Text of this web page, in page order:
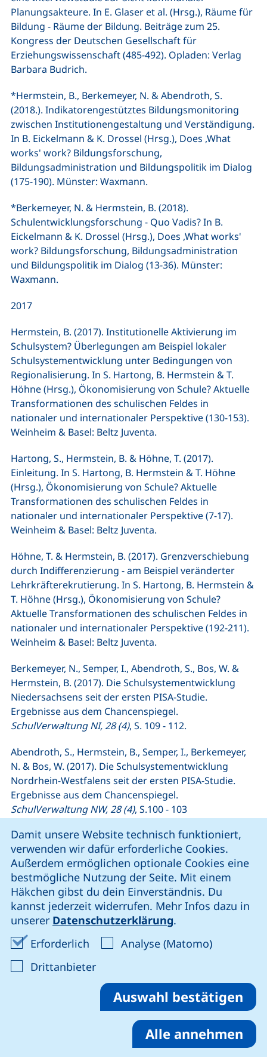
Damit unsere Website technisch funktioniert,
verwenden wir dafür erforderliche Cookies.
Außerdem ermöglichen optionale Cookies eine
bestmögliche Nutzung der Seite. Mit einem
Häkchen gibst du dein Einverständnis. Du
kannst jederzeit widerrufen. Mehr Infos dazu in
unserer Datenschutzerklärung.
Erforderlich Erforderliche Cookies akzeptieren
Analyse (Matomo)Analyse-
Drittanbieter: Cookies von Drittanbieter
Auswahl bestätigen
Alle annehmen
Planungsakteure. In E. Glaser et al. (Hrsg.), Räume für
Bildung - Räume der Bildung. Beiträge zum 25.
Kongress der Deutschen Gesellschaft für
Erziehungswissenschaft (485-492). Opladen: Verlag
Barbara Budrich.
*Hermstein, B., Berkemeyer, N. & Abendroth, S.
(2018.). Indikatorengestütztes Bildungsmonitoring
zwischen Institutionengestaltung und Verständigung.
In B. Eickelmann & K. Drossel (Hrsg.), Does ,What
works' work? Bildungsforschung,
Bildungsadministration und Bildungspolitik im Dialog
(175-190). Münster: Waxmann.
*Berkemeyer, N. & Hermstein, B. (2018).
Schulentwicklungsforschung - Quo Vadis? In B.
Eickelmann & K. Drossel (Hrsg.), Does ,What works'
work? Bildungsforschung, Bildungsadministration
und Bildungspolitik im Dialog (13-36). Münster:
Waxmann.
2017
Hermstein, B. (2017). Institutionelle Aktivierung im
Schulsystem? Überlegungen am Beispiel lokaler
Schulsystementwicklung unter Bedingungen von
Regionalisierung. In S. Hartong, B. Hermstein & T.
Höhne (Hrsg.), Ökonomisierung von Schule? Aktuelle
Transformationen des schulischen Feldes in
nationaler und internationaler Perspektive (130-153).
Weinheim & Basel: Beltz Juventa.
Hartong, S., Hermstein, B. & Höhne, T. (2017).
Einleitung. In S. Hartong, B. Hermstein & T. Höhne
(Hrsg.), Ökonomisierung von Schule? Aktuelle
Transformationen des schulischen Feldes in
nationaler und internationaler Perspektive (7-17).
Weinheim & Basel: Beltz Juventa.
Höhne, T. & Hermstein, B. (2017). Grenzverschiebung
durch Indifferenzierung - am Beispiel veränderter
Lehrkräfterekrutierung. In S. Hartong, B. Hermstein &
T. Höhne (Hrsg.), Ökonomisierung von Schule?
Aktuelle Transformationen des schulischen Feldes in
nationaler und internationaler Perspektive (192-211).
Weinheim & Basel: Beltz Juventa.
Berkemeyer, N., Semper, I., Abendroth, S., Bos, W. &
Hermstein, B. (2017). Die Schulsystementwicklung
Niedersachsens seit der ersten PISA-Studie.
Ergebnisse aus dem Chancenspiegel.
SchulVerwaltung NI, 28 (4), S. 109 - 112.
Abendroth, S., Hermstein, B., Semper, I., Berkemeyer,
N. & Bos, W. (2017). Die Schulsystementwicklung
Nordrhein-Westfalens seit der ersten PISA-Studie.
Ergebnisse aus dem Chancenspiegel.
SchulVerwaltung NW, 28 (4), S.100 - 103
2016
Berkemeyer, N., Hermstein, B. & Manitius, V. (2016).
Sociological Research on Schools with Relation to
Space. In A. Million, A. J. Heinrich & T. Coelen (Eds.),
Education, Space and Urban Planning. Education as a
Component of the City (309-317). Switzerland:
Springer International Publishing.
*Berkemeyer, N., Hermstein, B. & Manitius, V. (2016),
Auf dem Weg zu einer raumorientierten
Schulsystemforschung. Was können raumsensible
Sozialtheorien für empirische Analysen regionaler
Bildungsdisparitäten leisten? InZeitschrift für